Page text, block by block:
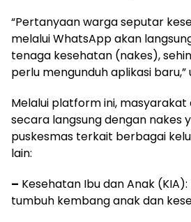
“Pertanyaan warga seputar
melalui WhatsApp akan
tenaga kesehatan (nakes),
perlu mengunduh aplikasi baru,”
Melalui platform ini,
secara langsung dengan nakes
puskesmas terkait berbagai
lain:
– Kesehatan Ibu dan Anak
tumbuh kembang anak dan